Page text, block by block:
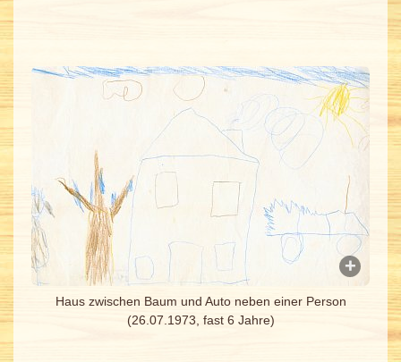
Haus zwischen Baum und Auto neben einer Person
(26.07.1973, fast 6 Jahre)